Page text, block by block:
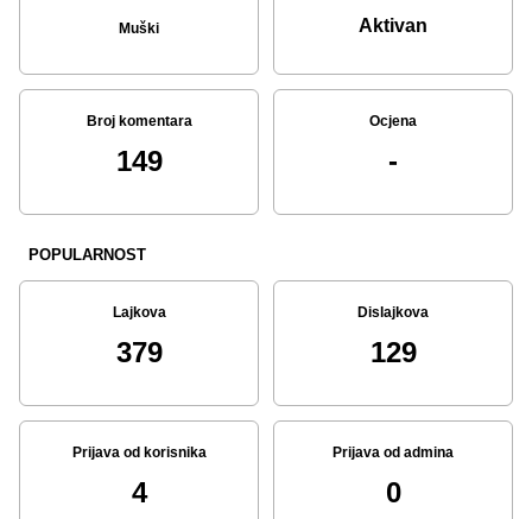
Muški Aktivan
Broj komentara
149
Ocjena
-
POPULARNOST
Lajkova
379
Dislajkova
129
Prijava od korisnika
4
Prijava od admina
0